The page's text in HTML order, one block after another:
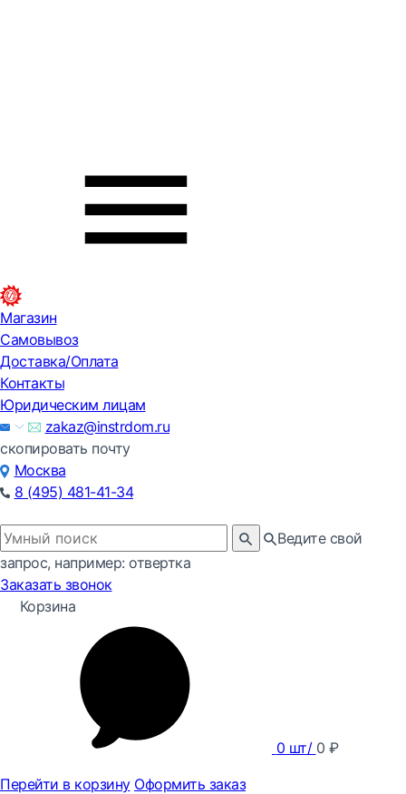
Магазин
Самовывоз
Доставка/Оплата
Контакты
Юридическим лицам
zakaz@instrdom.ru
скопировать почту
Москва
8 (495) 481-41-34
Ведите свой
запрос, например: отвертка
Заказать звонок
Корзина
0 шт/ 0 ₽
Перейти в корзину Оформить заказ